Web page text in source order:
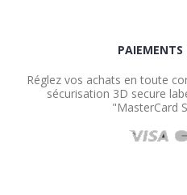
PAIEMENTS
Réglez vos achats en toute
sécurisation 3D secure
"MasterCard